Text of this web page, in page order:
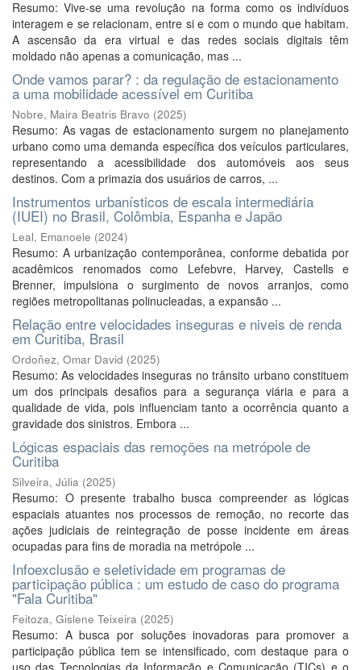
Resumo: Vive-se uma revolução na forma como os indivíduos
interagem e se relacionam, entre si e com o mundo que habitam.
A ascensão da era virtual e das redes sociais digitais têm
moldado não apenas a comunicação, mas ...
Onde vamos parar? : da regulação de estacionamento
a uma mobilidade acessível em Curitiba
Nobre, Maira Beatris Bravo (2025)
Resumo: As vagas de estacionamento surgem no planejamento
urbano como uma demanda específica dos veículos particulares,
representando a acessibilidade dos automóveis aos seus
destinos. Com a primazia dos usuários de carros, ...
Instrumentos urbanísticos de escala intermediária
(IUEI) no Brasil, Colômbia, Espanha e Japão
Leal, Emanoele (2024)
Resumo: A urbanização contemporânea, conforme debatida por
acadêmicos renomados como Lefebvre, Harvey, Castells e
Brenner, impulsiona o surgimento de novos arranjos, como
regiões metropolitanas polinucleadas, a expansão ...
Relação entre velocidades inseguras e niveis de renda
em Curitiba, Brasil
Ordoñez, Omar David (2025)
Resumo: As velocidades inseguras no trânsito urbano constituem
um dos principais desafios para a segurança viária e para a
qualidade de vida, pois influenciam tanto a ocorrência quanto a
gravidade dos sinistros. Embora ...
Lógicas espaciais das remoções na metrópole de
Curitiba
Silveira, Júlia (2025)
Resumo: O presente trabalho busca compreender as lógicas
espaciais atuantes nos processos de remoção, no recorte das
ações judiciais de reintegração de posse incidente em áreas
ocupadas para fins de moradia na metrópole ...
Infoexclusão e seletividade em programas de
participação pública : um estudo de caso do programa
"Fala Curitiba"
Feitoza, Gislene Teixeira (2025)
Resumo: A busca por soluções inovadoras para promover a
participação pública tem se intensificado, com destaque para o
uso das Tecnologias da Informação e Comunicação (TICs) e o